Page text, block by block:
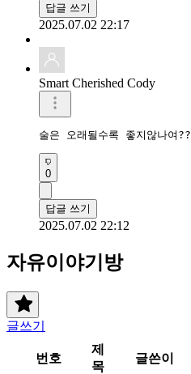
답글 쓰기
2025.07.02 22:17
Smart Cherished Cody
술은 오래될수록 좋지않나여??
0
답글 쓰기
2025.07.02 22:12
자유이야기방
글쓰기
번호
제
목
글쓴이